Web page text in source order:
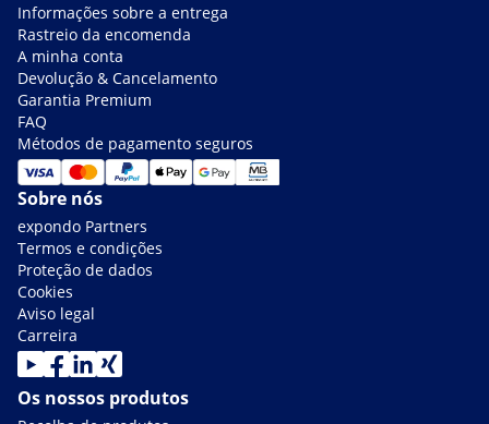
Informações sobre a entrega
Rastreio da encomenda
A minha conta
Devolução & Cancelamento
Garantia Premium
FAQ
Métodos de pagamento seguros
Sobre nós
expondo Partners
Termos e condições
Proteção de dados
Cookies
Aviso legal
Carreira
Os nossos produtos